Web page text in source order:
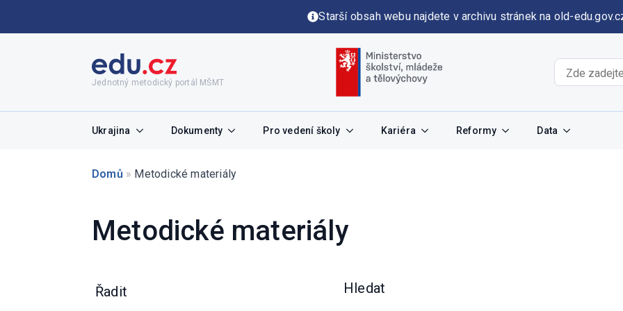
Starší obsah webu najdete v archivu stránek na old-
Jednotný metodický portál MŠMT
Ukrajina Dokumenty Pro vedení školy Kariéra Reformy Data
Domů » Metodické materiály
Metodické materiály
Řadit
Hledat